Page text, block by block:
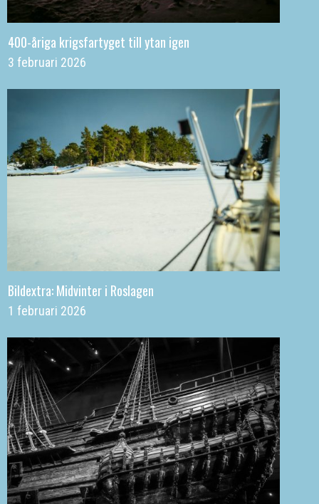
400-åriga krigsfartyget till ytan igen
3 februari 2026
Bildextra: Midvinter i Roslagen
1 februari 2026